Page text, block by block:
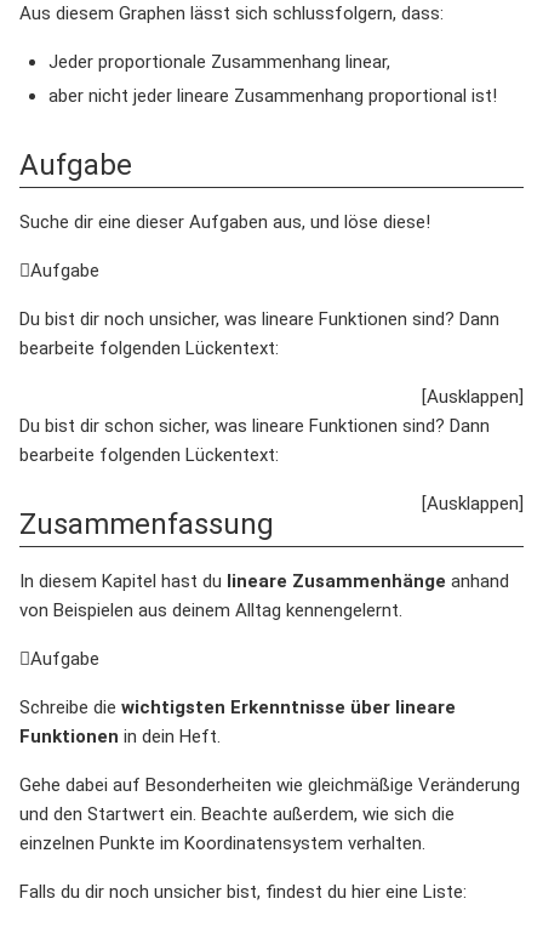
Aus diesem Graphen lässt sich schlussfolgern, dass:
Jeder proportionale Zusammenhang linear,
aber nicht jeder lineare Zusammenhang proportional ist!
Aufgabe
Suche dir eine dieser Aufgaben aus, und löse diese!
Aufgabe
Du bist dir noch unsicher, was lineare Funktionen sind? Dann
bearbeite folgenden Lückentext:
Du bist dir schon sicher, was lineare Funktionen sind? Dann
bearbeite folgenden Lückentext:
Zusammenfassung
In diesem Kapitel hast du lineare Zusammenhänge anhand
von Beispielen aus deinem Alltag kennengelernt.
Aufgabe
Schreibe die wichtigsten Erkenntnisse über lineare
Funktionen in dein Heft.
Gehe dabei auf Besonderheiten wie gleichmäßige Veränderung
und den Startwert ein. Beachte außerdem, wie sich die
einzelnen Punkte im Koordinatensystem verhalten.
Falls du dir noch unsicher bist, findest du hier eine Liste: